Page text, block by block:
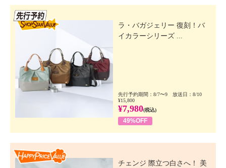
ラ・バガジェリー 復刻！バ
イカラーシリーズ ...
先行予約期間：8/7〜9 放送日：8/10
¥15,800
¥7,980(税込)
49%OFF
チェンジ 際立つ白さへ！ 美